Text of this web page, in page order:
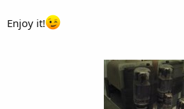
Enjoy it!